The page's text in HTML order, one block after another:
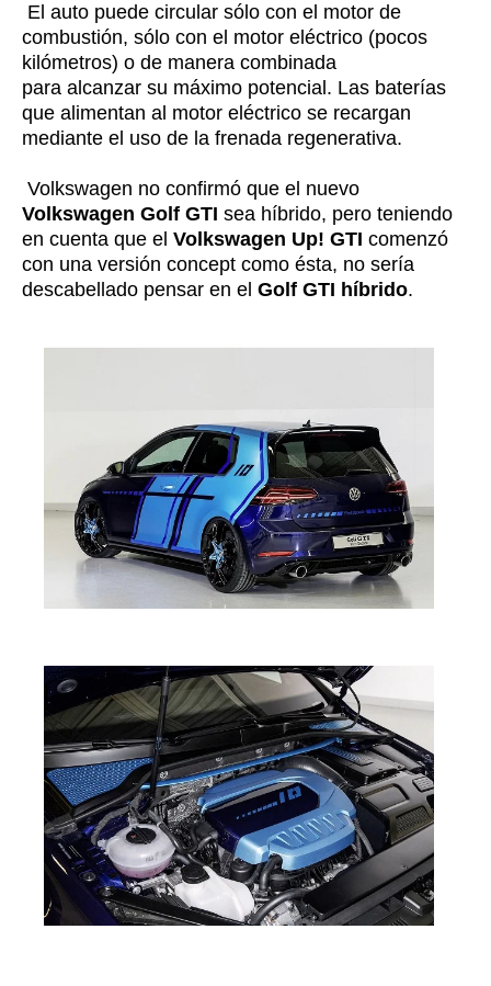
El auto puede circular sólo con el motor de
combustión, sólo con el motor eléctrico (pocos
kilómetros) o de manera combinada
para alcanzar su máximo potencial. Las baterías
que alimentan al motor eléctrico se recargan
mediante el uso de la frenada regenerativa.
Volkswagen no confirmó que el nuevo
Volkswagen Golf GTI sea híbrido, pero teniendo
en cuenta que el Volkswagen Up! GTI comenzó
con una versión concept como ésta, no sería
descabellado pensar en el Golf GTI híbrido.